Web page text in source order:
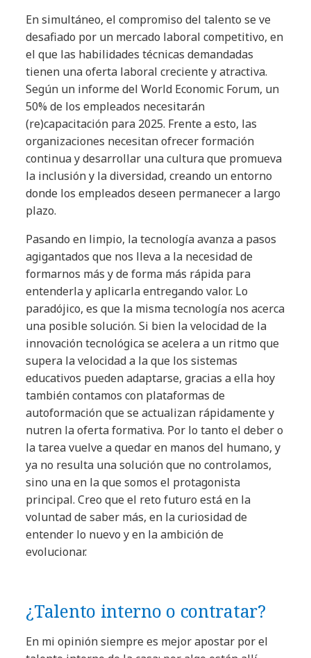
En simultáneo, el compromiso del talento se ve
desafiado por un mercado laboral competitivo, en
el que las habilidades técnicas demandadas
tienen una oferta laboral creciente y atractiva.
Según un informe del World Economic Forum, un
50% de los empleados necesitarán
(re)capacitación para 2025. Frente a esto, las
organizaciones necesitan ofrecer formación
continua y desarrollar una cultura que promueva
la inclusión y la diversidad, creando un entorno
donde los empleados deseen permanecer a largo
plazo.
Pasando en limpio, la tecnología avanza a pasos
agigantados que nos lleva a la necesidad de
formarnos más y de forma más rápida para
entenderla y aplicarla entregando valor. Lo
paradójico, es que la misma tecnología nos acerca
una posible solución. Si bien la velocidad de la
innovación tecnológica se acelera a un ritmo que
supera la velocidad a la que los sistemas
educativos pueden adaptarse, gracias a ella hoy
también contamos con plataformas de
autoformación que se actualizan rápidamente y
nutren la oferta formativa. Por lo tanto el deber o
la tarea vuelve a quedar en manos del humano, y
ya no resulta una solución que no controlamos,
sino una en la que somos el protagonista
principal. Creo que el reto futuro está en la
voluntad de saber más, en la curiosidad de
entender lo nuevo y en la ambición de
evolucionar.
¿Talento interno o contratar?
En mi opinión siempre es mejor apostar por el